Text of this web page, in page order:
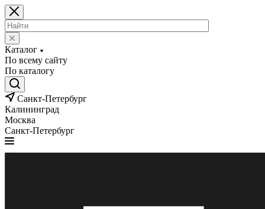
Каталог
По всему сайту
По каталогу
Санкт-Петербург
Калининград
Москва
Санкт-Петербург